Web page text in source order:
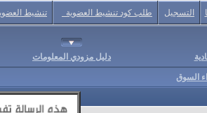
التسجيل طلب كود تنشيط العضوية تنشيط
دليل مزودي المعلومات
السوق